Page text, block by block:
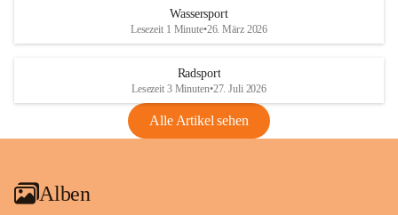
Anhang VBl. EU Nr. 18
1 Seite•1,4 MB
VBl. EU Nr. 18_2026
Wassersport
Lesezeit 1 Minute•26. März 2026
Radsport
Lesezeit 3 Minuten•27. Juli 2026
Alle Artikel sehen
Alben